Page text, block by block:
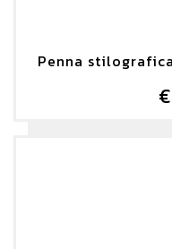
Penna